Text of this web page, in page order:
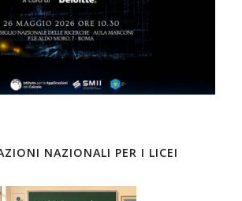
NAZIONALI PER I LICEI